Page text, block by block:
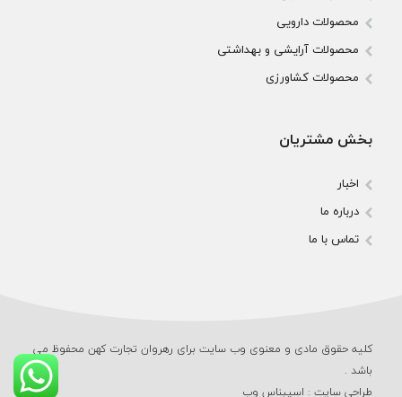
محصولات دارویی
محصولات آرایشی و بهداشتی
محصولات کشاورزی
بخش مشتریان
اخبار
درباره ما
تماس با ما
کلیه حقوق مادی و معنوی وب‌ سایت برای رهروان تجارت کهن محفوظ می‌
باشد .
طراحی سایت: اسپیناس وب